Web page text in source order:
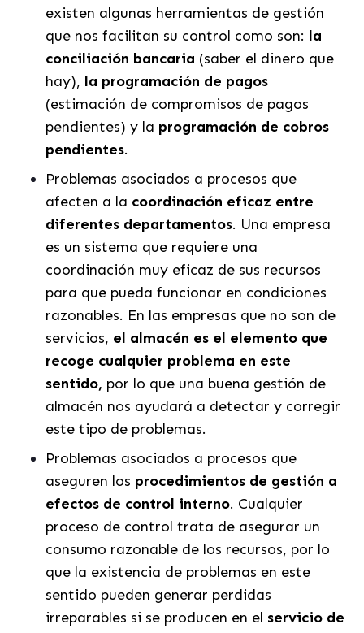
existen algunas herramientas de gestión
que nos facilitan su control como son: la
conciliación bancaria (saber el dinero que
hay), la programación de pagos
(estimación de compromisos de pagos
pendientes) y la programación de cobros
pendientes.
Problemas asociados a procesos que
afecten a la coordinación eficaz entre
diferentes departamentos. Una empresa
es un sistema que requiere una
coordinación muy eficaz de sus recursos
para que pueda funcionar en condiciones
razonables. En las empresas que no son de
servicios, el almacén es el elemento que
recoge cualquier problema en este
sentido, por lo que una buena gestión de
almacén nos ayudará a detectar y corregir
este tipo de problemas.
Problemas asociados a procesos que
aseguren los procedimientos de gestión a
efectos de control interno. Cualquier
proceso de control trata de asegurar un
consumo razonable de los recursos, por lo
que la existencia de problemas en este
sentido pueden generar perdidas
irreparables si se producen en el servicio de